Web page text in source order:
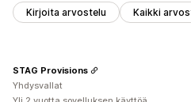
Kirjoita arvostelu Kaikki
STAG Provisions
Yhdysvallat